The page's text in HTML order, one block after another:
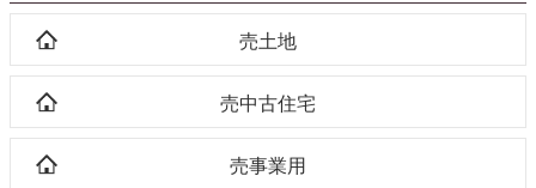
売土地
売中古住宅
売事業用